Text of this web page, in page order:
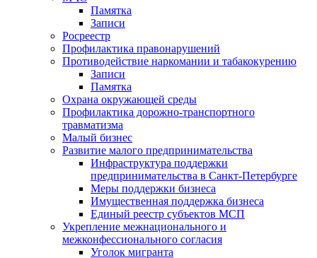
Памятка
Записи
Росреестр
Профилактика правонарушений
Противодействие наркомании и табакокурению
Записи
Памятка
Охрана окружающей среды
Профилактика дорожно-транспортного
травматизма
Малый бизнес
Развитие малого предпринимательства
Инфраструктура поддержки
предпринимательства в Санкт-Петербурге
Меры поддержки бизнеса
Имущественная поддержка бизнеса
Единый реестр субъектов МСП
Укрепление межнационального и
межконфессионального согласия
Уголок мигранта